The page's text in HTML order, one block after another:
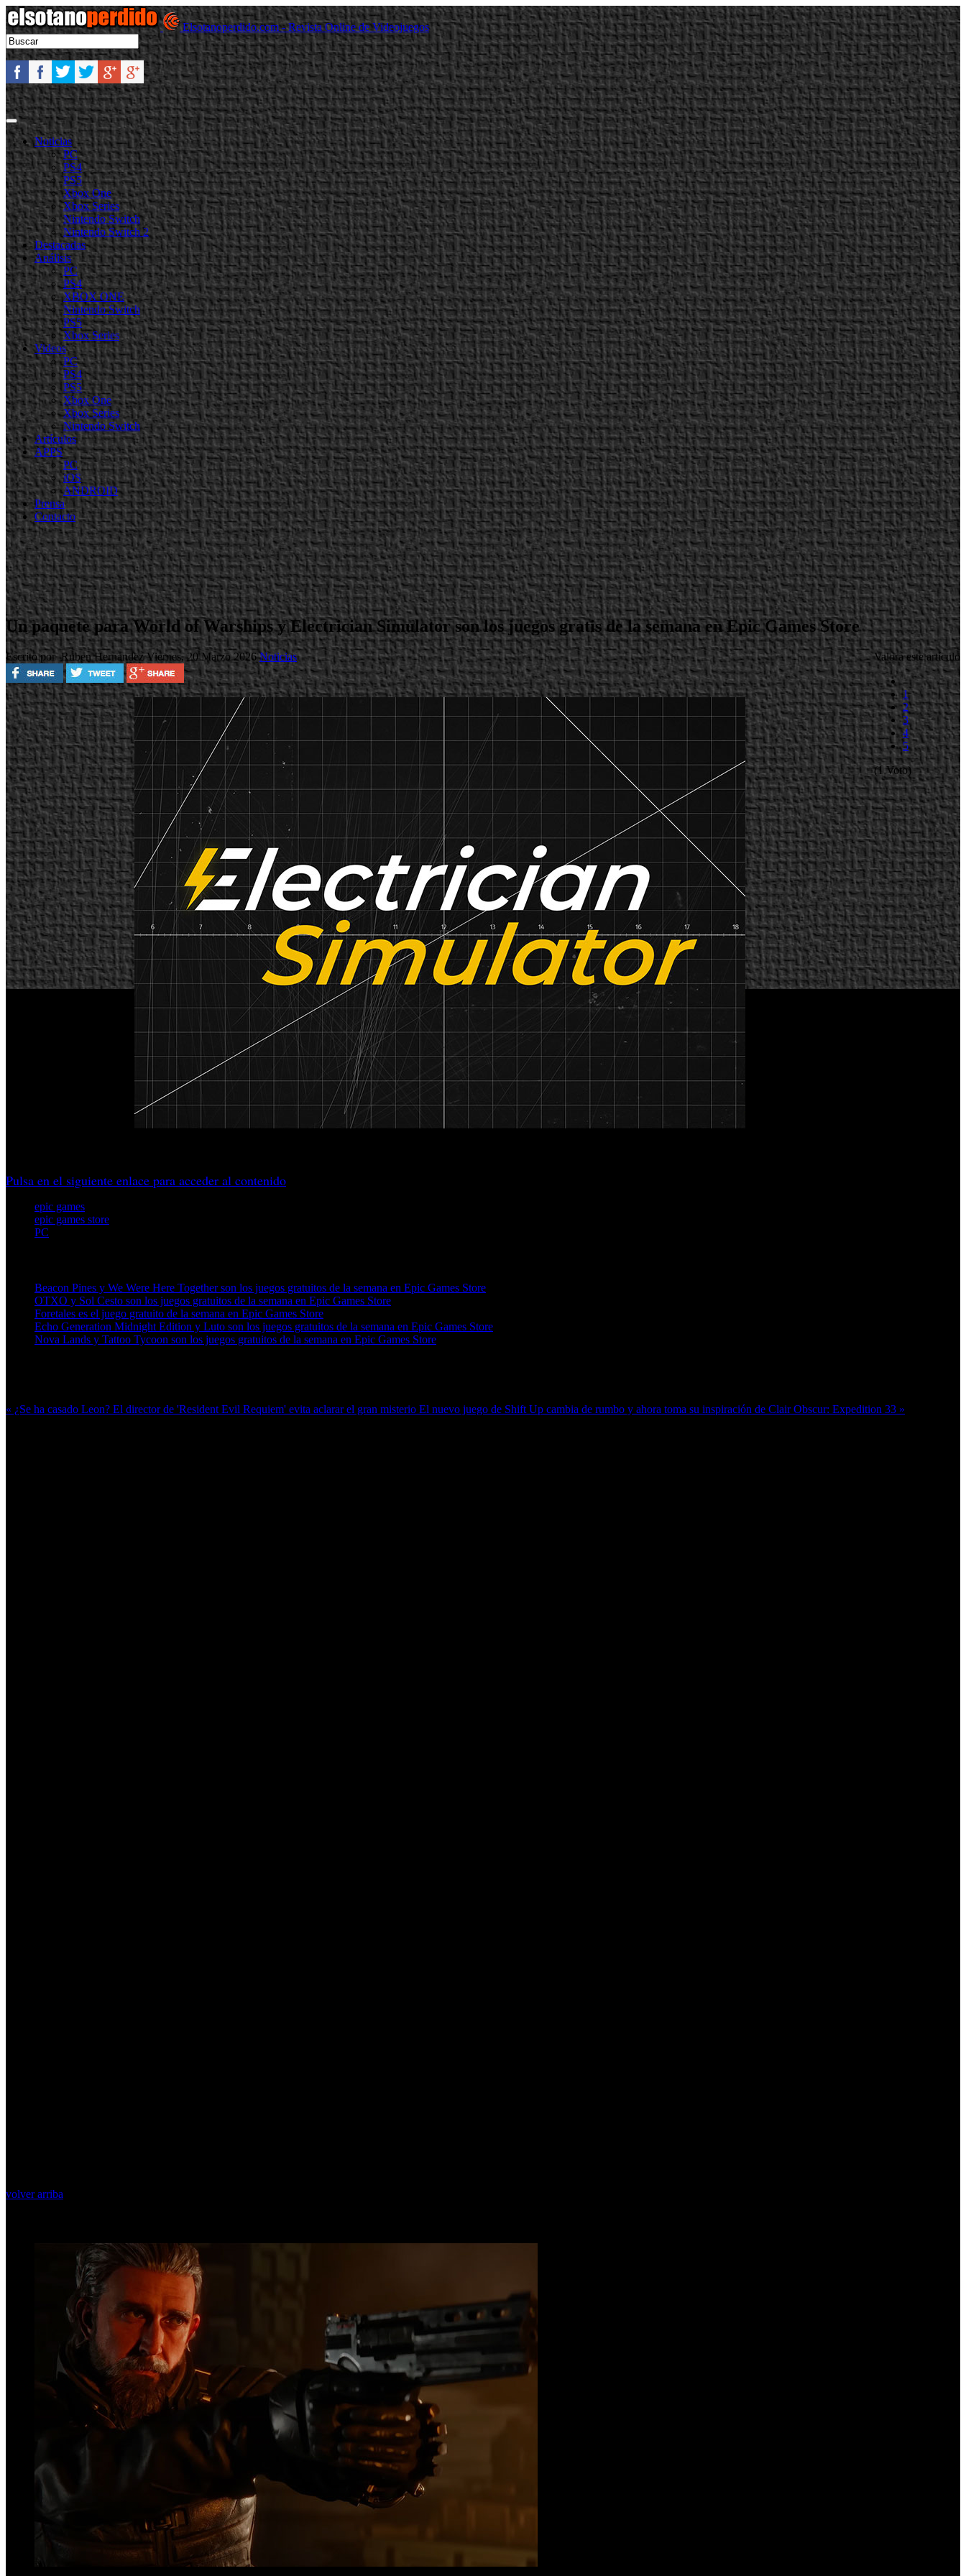
Elsotanoperdido.com - Revista Online de Videojuegos
Noticias
PC
PS4
PS5
Xbox One
Xbox Series
Nintendo Switch
Nintendo Switch 2
Destacadas
Análisis
PC
PS4
XBOX ONE
Nintendo Switch
PS5
Xbox Series
Videos
PC
PS4
PS5
Xbox One
Xbox Series
Nintendo Switch
Artículos
APPS
PC
iOS
ANDROID
Prensa
Contacto
Un paquete para World of Warships y Electrician Simulator son los juegos gratis de la semana en Epic Games Store
Escrito por Ruben HernandezViernes, 20 Marzo 2026Noticias Valora este artículo
1
2
3
4
5
(1 Voto)
Pulsa en el siguiente enlace para acceder al contenido
epic games
epic games store
PC
Beacon Pines y We Were Here Together son los juegos gratuitos de la semana en Epic Games Store
OTXO y Sol Cesto son los juegos gratuitos de la semana en Epic Games Store
Foretales es el juego gratuito de la semana en Epic Games Store
Echo Generation Midnight Edition y Luto son los juegos gratuitos de la semana en Epic Games Store
Nova Lands y Tattoo Tycoon son los juegos gratuitos de la semana en Epic Games Store
« ¿Se ha casado Leon? El director de 'Resident Evil Requiem' evita aclarar el gran misterio El nuevo juego de Shift Up cambia de rumbo y ahora toma su inspiración de Clair Obscur: Expedition 33 »
volver arriba